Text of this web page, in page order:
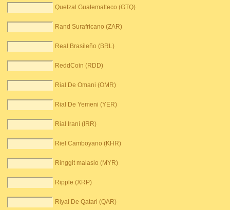
Quetzal Guatemalteco (GTQ)
Rand Surafricano (ZAR)
Real Brasileño (BRL)
ReddCoin (RDD)
Rial De Omani (OMR)
Rial De Yemeni (YER)
Rial Iraní (IRR)
Riel Camboyano (KHR)
Ringgit malasio (MYR)
Ripple (XRP)
Riyal De Qatari (QAR)